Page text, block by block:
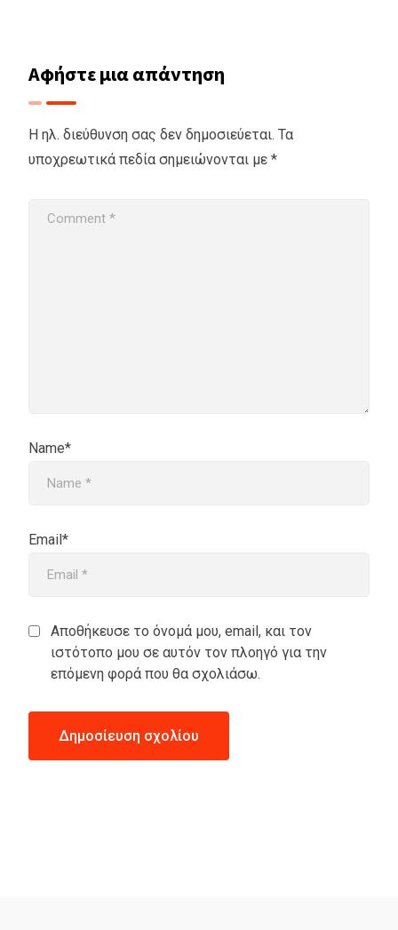
Αφήστε μια απάντηση
Η ηλ. διεύθυνση σας δεν δημοσιεύεται. Τα
υποχρεωτικά πεδία σημειώνονται με *
Name*
Email*
Αποθήκευσε το όνομά μου, email, και τον
ιστότοπο μου σε αυτόν τον πλοηγό για την
επόμενη φορά που θα σχολιάσω.